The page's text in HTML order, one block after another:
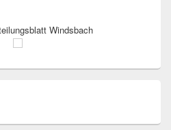
Windsbach